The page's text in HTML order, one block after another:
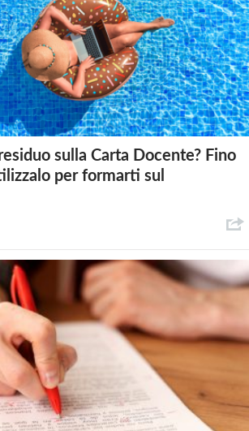
sulla Carta Docente? Fino
per formarti sul